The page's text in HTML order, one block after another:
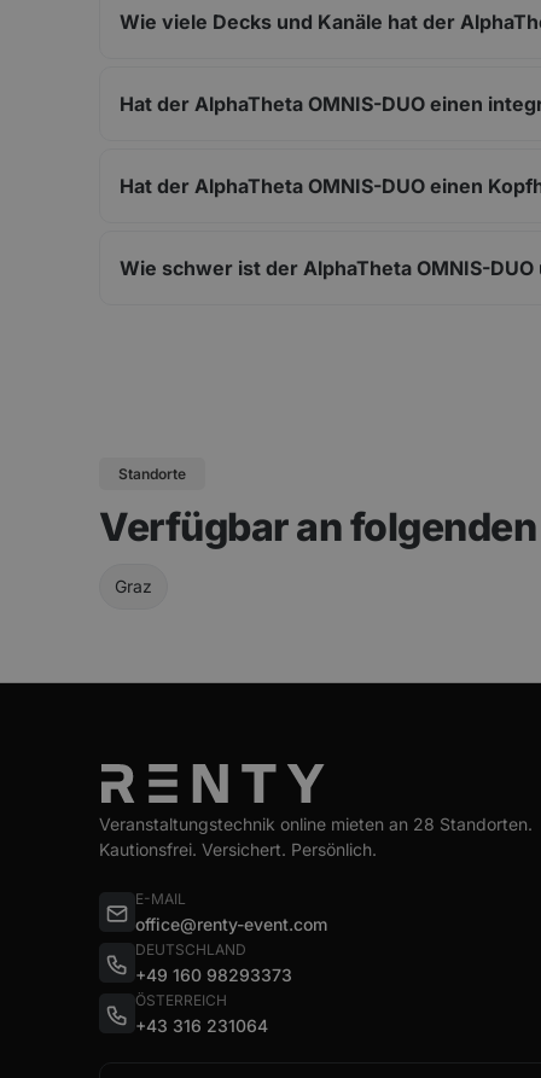
Wie viele Decks und Kanäle hat der
Hat der AlphaTheta OMNIS-DUO einen
Hat der AlphaTheta OMNIS-DUO einen
Wie schwer ist der AlphaTheta OMNIS-
Standorte
Verfügbar an folgenden
Graz
Veranstaltungstechnik online mieten an 28 Standorten.
Kautionsfrei. Versichert. Persönlich.
E-MAIL
office@renty-event.com
DEUTSCHLAND
+49 160 98293373
ÖSTERREICH
+43 316 231064